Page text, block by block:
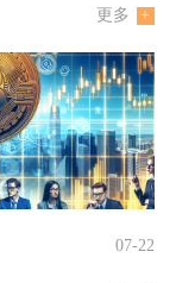
更多
07-22